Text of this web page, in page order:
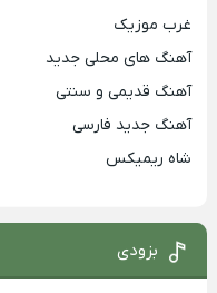
غرب موزیک
آهنگ های محلی جدید
آهنگ قدیمی و سنتی
آهنگ جدید فارسی
شاه ریمیکس
بزودی